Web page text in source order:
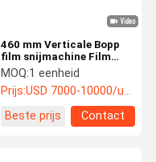
460 mm Verticale Bopp
film snijmachine Film
snijmachine voor het
snijden van platte
lemmen 50 mm
MOQ:1 eenheid
Prijs:USD 7000-10000/unit
Beste prijs
Contact